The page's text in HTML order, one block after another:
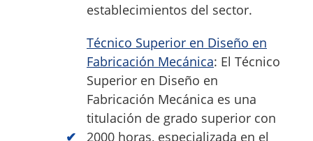
establecimientos del sector.
Técnico Superior en Diseño en
Fabricación Mecánica: El Técnico
Superior en Diseño en
Fabricación Mecánica es una
titulación de grado superior con
2000 horas, especializada en el